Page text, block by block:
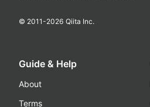
© 2011-2026 Qiita Inc.
Guide & Help
About
Terms